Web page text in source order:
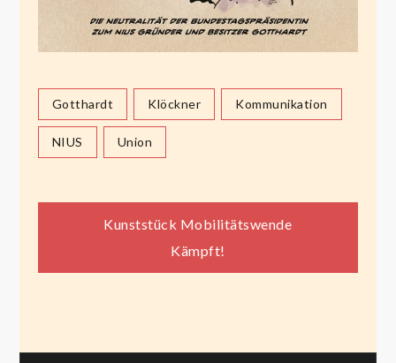
Gotthardt Klöckner Kommunikation
NIUS Union
Beitragsnavigation
Kunststück Mobilitätswende
Kämpft!